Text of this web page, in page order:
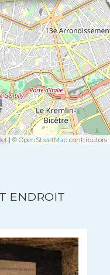
| © OpenStreetMap contributors
ENDROIT